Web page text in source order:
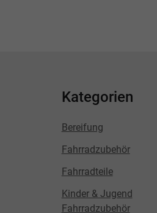
Kategorien
Bereifung
Fahrradzubehör
Fahrradteile
Kinder & Jugend
Fahrradzubehör